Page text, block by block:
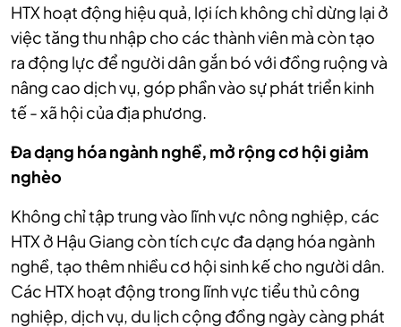
HTX hoạt động hiệu quả, lợi ích không chỉ dừng lại ở
việc tăng thu nhập cho các thành viên mà còn tạo
ra động lực để người dân gắn bó với đồng ruộng và
nâng cao dịch vụ, góp phần vào sự phát triển kinh
tế - xã hội của địa phương.
Đa dạng hóa ngành nghề, mở rộng cơ hội giảm
nghèo
Không chỉ tập trung vào lĩnh vực nông nghiệp, các
HTX ở Hậu Giang còn tích cực đa dạng hóa ngành
nghề, tạo thêm nhiều cơ hội sinh kế cho người dân.
Các HTX hoạt động trong lĩnh vực tiểu thủ công
nghiệp, dịch vụ, du lịch cộng đồng ngày càng phát